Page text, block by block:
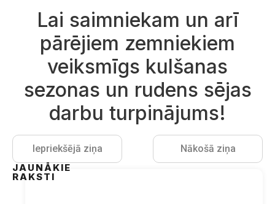
Lai saimniekam un arī
pārējiem zemniekiem
veiksmīgs kulšanas
sezonas un rudens sējas
darbu turpinājums!
Nākošā ziņa
Iepriekšējā ziņa
JAUNĀKIE
RAKSTI